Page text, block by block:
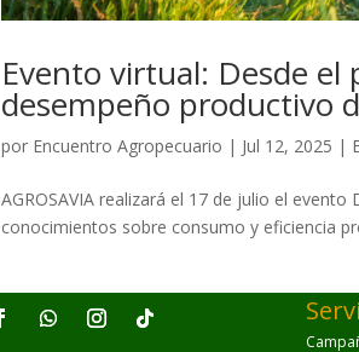
Evento virtual: Desde
desempeño productivo
por Encuentro Agropecuario | Jul 12, 2025 |
AGROSAVIA realizará el 17 de julio el
conocimientos sobre consumo y eficiencia